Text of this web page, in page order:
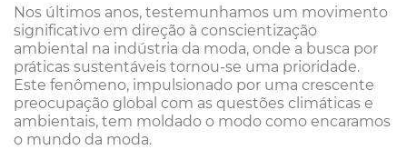
Nos últimos anos, testemunhamos um movimento
significativo em direção à conscientização
ambiental na indústria da moda, onde a busca por
práticas sustentáveis tornou-se uma prioridade.
Este fenômeno, impulsionado por uma crescente
preocupação global com as questões climáticas e
ambientais, tem moldado o modo como encaramos
o mundo da moda.